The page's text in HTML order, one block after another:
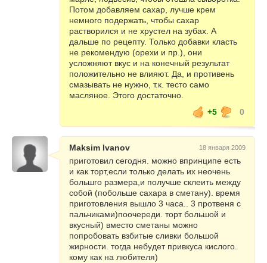
Потом добавляем сахар, лучше крем
немного подержать, чтобы сахар
растворился и не хрустел на зубах. А
дальше по рецепту. Только добавки класть
не рекомендую (орехи и пр.), они
усложняют вкус и на конечный результат
положительно не влияют. Да, и противень
смазывать не нужно, т.к. тесто само
масляное. Этого достаточно.
+5
0
Maksim Ivanov 18 января 2009
приготовил сегодня. можно впринципе есть
и как торт,если только делать их неочень
большго размера,и получше склеить между
собой (побольше сахара в сметану). время
приготовления вышло 3 часа.. 3 протвеня с
пальчиками)поочереди. торт большой и
вкусный) вместо сметаны можно
попробовать взбитые сливки большой
жирности. тогда небудет привкуса кислого.
кому как на любителя)